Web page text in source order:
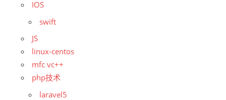
IOS
swift
JS
linux-centos
mfc vc++
php技术
laravel5